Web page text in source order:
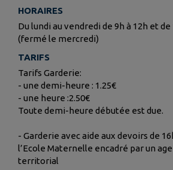
HORAIRES
Du lundi au vendredi de 9h à 12h et de
(fermé le mercredi)
TARIFS
Tarifs Garderie:
- une demi-heure : 1.25€
- une heure :2.50€
Toute demi-heure débutée est due.
- Garderie avec aide aux devoirs de
l’Ecole Maternelle encadré par un
territorial